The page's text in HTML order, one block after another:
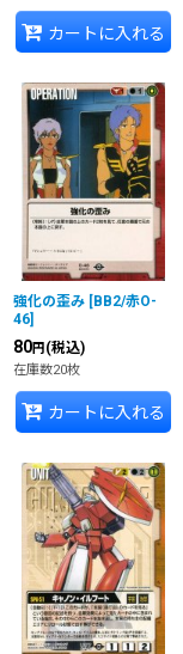
カートに入れる
強化の歪み [BB2/赤O-
46]
80円 (税込)
在庫数20枚
カートに入れる